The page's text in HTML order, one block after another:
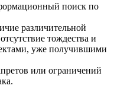
поиск по
различительной
тождества и
уже получившими
или ограничений